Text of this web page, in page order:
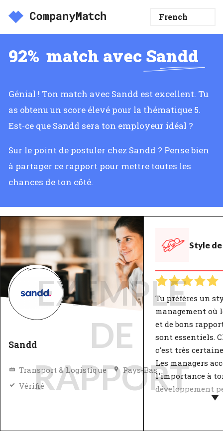
92% match avec Sandd
Génial ! Ton match avec Sandd est excellent. Tu
as obtenu un score élevé pour la thématique 5.
Est-ce que Sandd sera ton employeur idéal ?
Sur le point de postuler chez Sandd ? Pense bien
à partager ce rapport pour mettre toutes les
chances de ton côté.
Sandd
Transport & Logistique
Pays-Bas
Vérifié
Style
Tu préfères un
management où
et de bons
sont essentiels.
c'est très
Les managers
l'importance à
développement
EXEMPLE
DE
RAPPORT